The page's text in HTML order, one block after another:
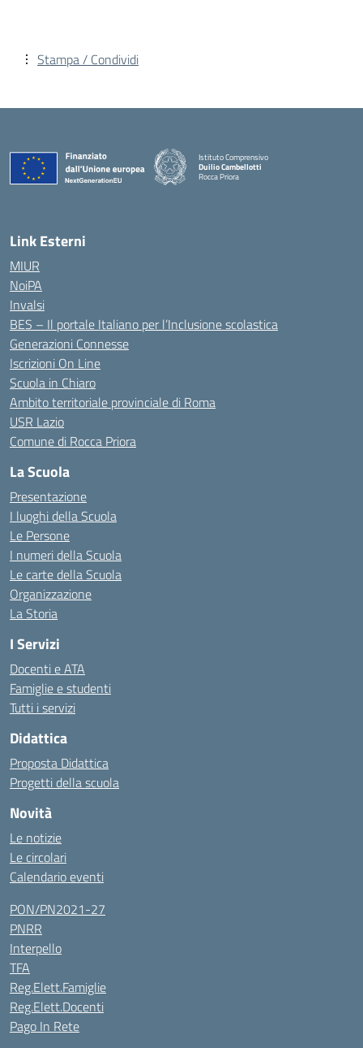
Stampa / Condividi
Istituto Comprensivo
Duilio Cambellotti
Rocca Priora
Link Esterni
MIUR
NoiPA
Invalsi
BES – Il portale Italiano per l’Inclusione scolastica
Generazioni Connesse
Iscrizioni On Line
Scuola in Chiaro
Ambito territoriale provinciale di Roma
USR Lazio
Comune di Rocca Priora
La Scuola
Presentazione
I luoghi della Scuola
Le Persone
I numeri della Scuola
Le carte della Scuola
Organizzazione
La Storia
I Servizi
Docenti e ATA
Famiglie e studenti
Tutti i servizi
Didattica
Proposta Didattica
Progetti della scuola
Novità
Le notizie
Le circolari
Calendario eventi
PON/PN2021-27
PNRR
Interpello
TFA
Reg.Elett.Famiglie
Reg.Elett.Docenti
Pago In Rete